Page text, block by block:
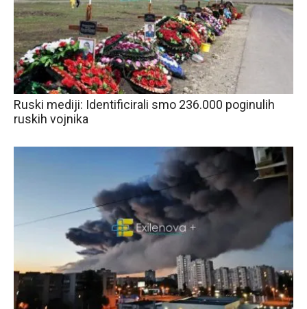
Ruski mediji: Identificirali smo 236.000 poginulih
ruskih vojnika